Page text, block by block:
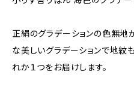
正絹のグラデーションの色無地
な美しいグラデーションで地紋
れか１つをお届けします。